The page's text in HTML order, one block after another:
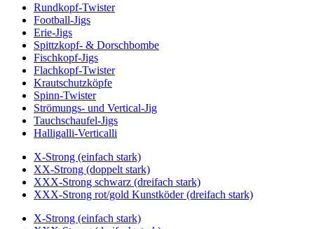
Rundkopf-Twister
Football-Jigs
Erie-Jigs
Spittzkopf- & Dorschbombe
Fischkopf-Jigs
Flachkopf-Twister
Krautschutzköpfe
Spinn-Twister
Strömungs- und Vertical-Jig
Tauchschaufel-Jigs
Halligalli-Verticalli
X-Strong (einfach stark)
XX-Strong (doppelt stark)
XXX-Strong schwarz (dreifach stark)
XXX-Strong rot/gold Kunstköder (dreifach stark)
X-Strong (einfach stark)